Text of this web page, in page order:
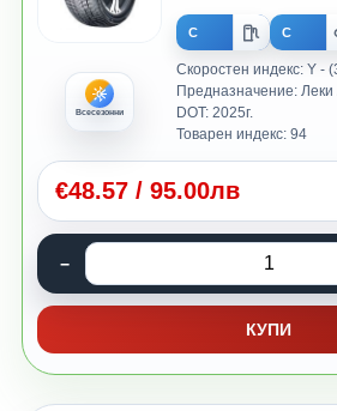
Всесезонни
C C
Скоростен индекс: Y -
Предназначение:
DOT: 2025г.
Товарен индекс: 94
€48.57 / 95.00лв
КУПИ